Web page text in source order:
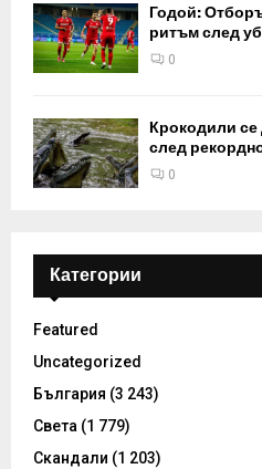
Годой:
ритъм след
0
Крокодили
след
0
Категории
Featured
Uncategorized
България (3 243)
Света (1 779)
Скандали (1 203)